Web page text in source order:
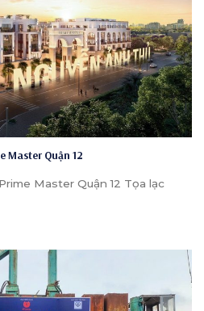
Master Quận 12
Master Quận 12 Tọa lạc